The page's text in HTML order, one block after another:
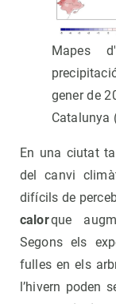
Mapes
gener de
Catalunya
En una ciutat
del canvi
difícils de
calorque
Segons els
fulles en els
l’hivern poden